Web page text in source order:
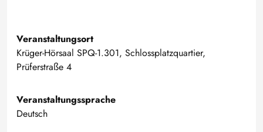
Veranstaltungsort
Krüger-Hörsaal SPQ-1.301, Schlossplatzquartier,
Prüferstraße 4
Veranstaltungssprache
Deutsch